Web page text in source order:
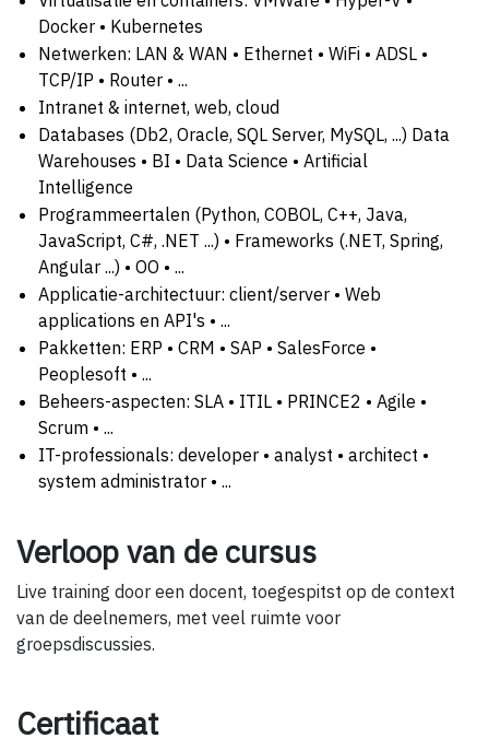
Docker • Kubernetes
Netwerken: LAN & WAN • Ethernet • WiFi • ADSL •
TCP/IP • Router • ...
Intranet & internet, web, cloud
Databases (Db2, Oracle, SQL Server, MySQL, ...) Data
Warehouses • BI • Data Science • Artificial
Intelligence
Programmeertalen (Python, COBOL, C++, Java,
JavaScript, C#, .NET ...) • Frameworks (.NET, Spring,
Angular ...) • OO • ...
Applicatie-architectuur: client/server • Web
applications en API's • ...
Pakketten: ERP • CRM • SAP • SalesForce •
Peoplesoft • ...
Beheers-aspecten: SLA • ITIL • PRINCE2 • Agile •
Scrum • ...
IT-professionals: developer • analyst • architect •
system administrator • ...
Verloop van de cursus
Live training door een docent, toegespitst op de context
van de deelnemers, met veel ruimte voor
groepsdiscussies.
Certificaat